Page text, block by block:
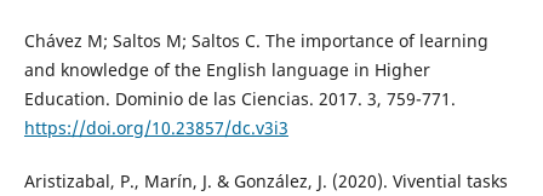
Chávez M; Saltos M; Saltos C. The importance of learning
and knowledge of the English language in Higher
Education. Dominio de las Ciencias. 2017. 3, 759-771.
https://doi.org/10.23857/dc.v3i3
Aristizabal, P., Marín, J. & González, J. (2020). Vivential tasks